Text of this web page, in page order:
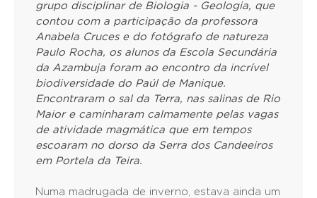
grupo disciplinar de Biologia - Geologia, que
contou com a participação da professora
Anabela Cruces e do fotógrafo de natureza
Paulo Rocha, os alunos da Escola Secundária
da Azambuja foram ao encontro da incrível
biodiversidade do Paúl de Manique.
Encontraram o sal da Terra, nas salinas de Rio
Maior e caminharam calmamente pelas vagas
de atividade magmática que em tempos
escoaram no dorso da Serra dos Candeeiros
em Portela da Teira.
Numa madrugada de inverno, estava ainda um